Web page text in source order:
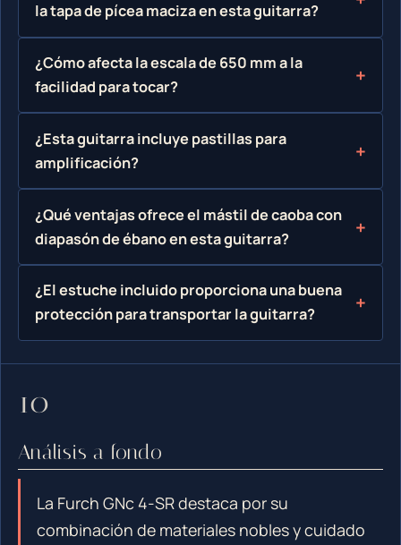
la tapa de pícea maciza en esta guitarra?
¿Cómo afecta la escala de 650 mm a la
facilidad para tocar?
¿Esta guitarra incluye pastillas para
amplificación?
¿Qué ventajas ofrece el mástil de caoba con
diapasón de ébano en esta guitarra?
¿El estuche incluido proporciona una buena
protección para transportar la guitarra?
Análisis a fondo
La Furch GNc 4-SR destaca por su
combinación de materiales nobles y cuidado